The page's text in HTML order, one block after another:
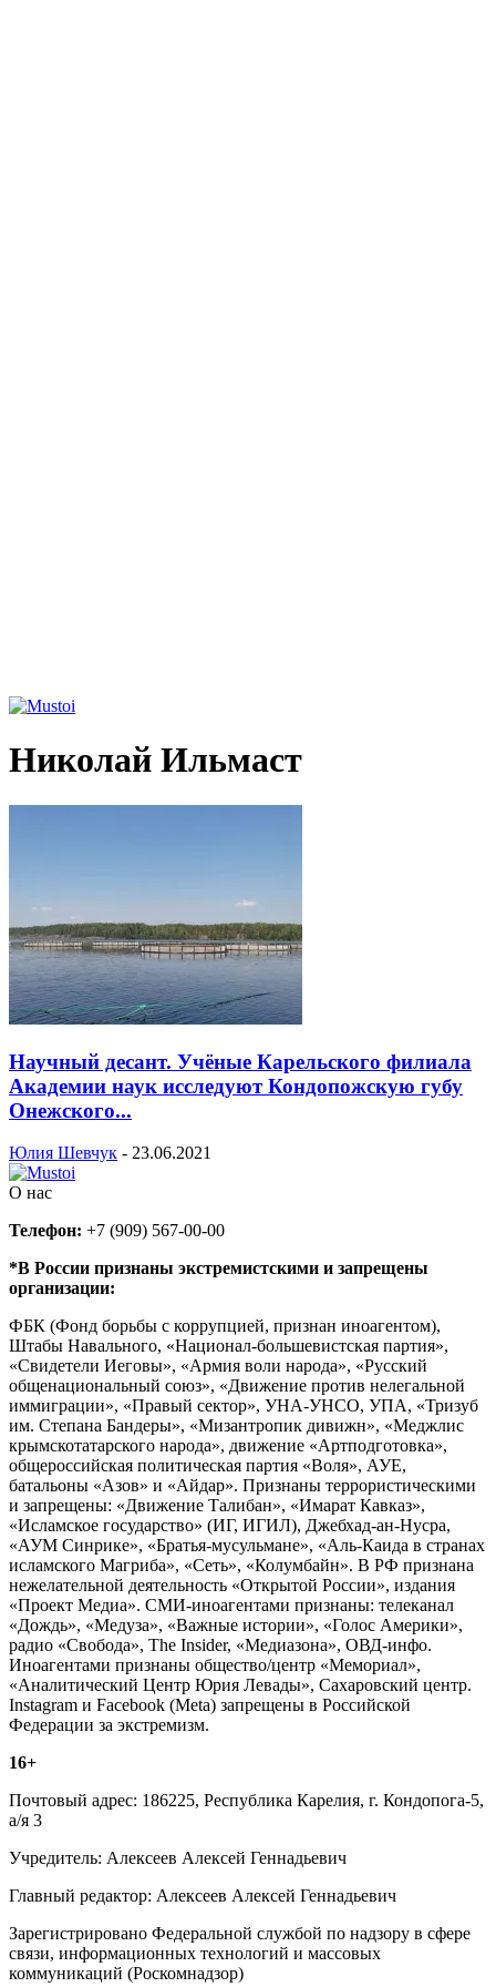
Николай Ильмаст
Научный десант. Учёные Карельского филиала
Академии наук исследуют Кондопожскую губу
Онежского...
Юлия Шевчук - 23.06.2021
О нас
Телефон: +7 (909) 567-00-00
*В России признаны экстремистскими и запрещены
организации:
ФБК (Фонд борьбы с коррупцией, признан иноагентом),
Штабы Навального, «Национал-большевистская партия»,
«Свидетели Иеговы», «Армия воли народа», «Русский
общенациональный союз», «Движение против нелегальной
иммиграции», «Правый сектор», УНА-УНСО, УПА, «Тризуб
им. Степана Бандеры», «Мизантропик дивижн», «Меджлис
крымскотатарского народа», движение «Артподготовка»,
общероссийская политическая партия «Воля», АУЕ,
батальоны «Азов» и «Айдар». Признаны террористическими
и запрещены: «Движение Талибан», «Имарат Кавказ»,
«Исламское государство» (ИГ, ИГИЛ), Джебхад-ан-Нусра,
«АУМ Синрике», «Братья-мусульмане», «Аль-Каида в странах
исламского Магриба», «Сеть», «Колумбайн». В РФ признана
нежелательной деятельность «Открытой России», издания
«Проект Медиа». СМИ-иноагентами признаны: телеканал
«Дождь», «Медуза», «Важные истории», «Голос Америки»,
радио «Свобода», The Insider, «Медиазона», ОВД-инфо.
Иноагентами признаны общество/центр «Мемориал»,
«Аналитический Центр Юрия Левады», Сахаровский центр.
Instagram и Facebook (Metа) запрещены в Российской
Федерации за экстремизм.
16+
Почтовый адрес: 186225, Республика Карелия, г. Кондопога-5,
а/я 3
Учредитель: Алексеев Алексей Геннадьевич
Главный редактор: Алексеев Алексей Геннадьевич
Зарегистрировано Федеральной службой по надзору в сфере
связи, информационных технологий и массовых
коммуникаций (Роскомнадзор)